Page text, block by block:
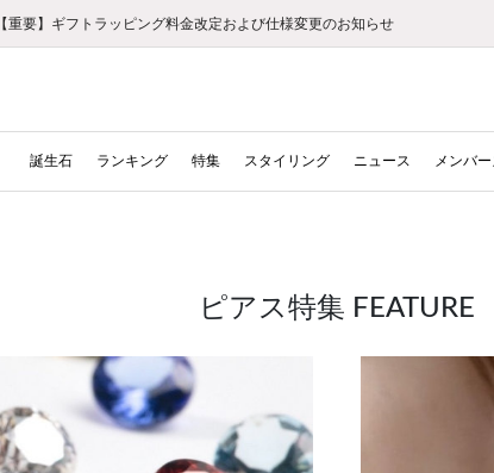
お修理・アフターサービスのご案内
【重要】令和８年熊本地震に伴う集配への影響について
【重要】ギフトラッピング料金改定および仕様変更のお知らせ
【重要】夏季休業の営業についてのご案内
税込5,500円以上で送料無料｜最短24時間以内に発送
新規会員登録で1000ポイントプレゼント！
LINE友だち登録で500円クーポンプレゼント
会員限定！レビュー投稿で100ポイントプレゼント
お修理・アフターサービスのご案内
【重要】令和８年熊本地震に伴う集配への影響について
誕生石 ランキング 特集 スタイリング ニュース メンバ
ピアス特集 FEATURE